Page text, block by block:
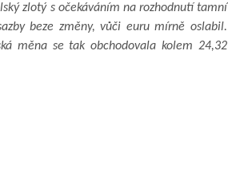
zlotý s očekáváním na rozhodnutí tamní
beze změny, vůči euru mírně oslabil.
měna se tak obchodovala kolem 24,32